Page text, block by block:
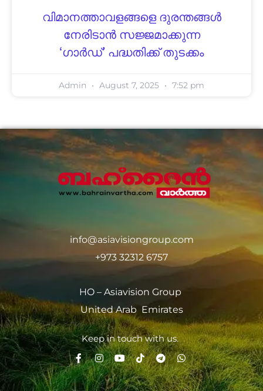
വിമാനത്താവളങ്ങളെ ദുരന്തങ്ങള്‍
നേരിടാന്‍ സജ്ജമാക്കുന്ന
‘ഗാര്‍ഡ്’ പദ്ധതിക്ക് തുടക്കം
Admin August 7, 2025 7:52 pm
info@asiavisiongroup.com
+973 32312 6757
HO – Asiavision Group
United Arab Emirates
Keep in touch with us.